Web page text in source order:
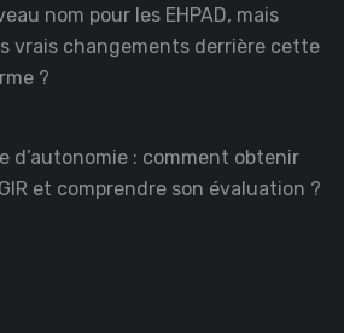
nom pour les EHPAD, mais
vrais changements derrière cette
?
d’autonomie : comment obtenir
et comprendre son évaluation ?